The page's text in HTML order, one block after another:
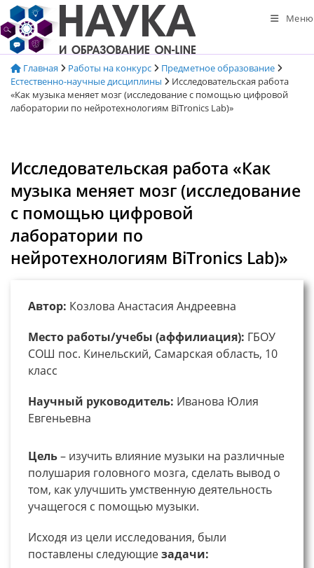
Перейти
к
содержимому
Меню
Главная Работы на конкурс
Предметное образование
Естественно-научные дисциплины
Исследовательская работа
«Как музыка меняет мозг (исследование с помощью цифровой
лаборатории по нейротехнологиям BiTronics Lab)»
Исследовательская работа «Как
музыка меняет мозг (исследование
с помощью цифровой
лаборатории по
нейротехнологиям BiTronics Lab)»
Автор: Козлова Анастасия Андреевна
Место работы/учебы (аффилиация): ГБОУ
СОШ пос. Кинельский, Самарская область, 10
класс
Научный руководитель: Иванова Юлия
Евгеньевна
Цель– изучить влияние музыки на различные
полушария головного мозга, сделать вывод о
том, как улучшить умственную деятельность
учащегося с помощью музыки.
Исходя из цели исследования, были
поставлены следующиезадачи: